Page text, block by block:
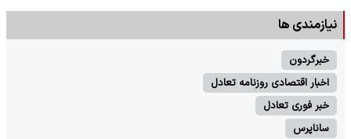
نیازمندی ها
خبرگردون
اخبار اقتصادی روزنامه تعادل
خبر فوری تعادل
ساناپرس